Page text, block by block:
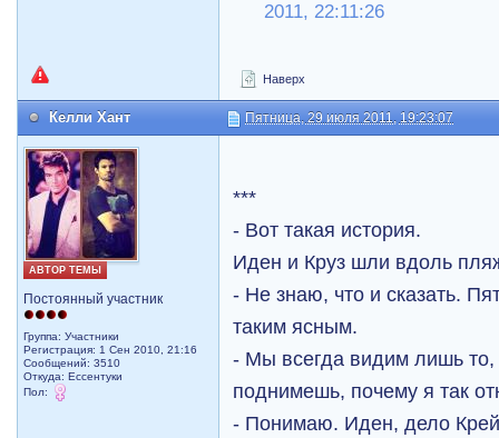
2011, 22:11:26
Наверх
Келли Хант Пятница, 29 июля 2011, 19:23:07
АВТОР ТЕМЫ
Постоянный участник
Группа: Участники
Регистрация: 1 Сен 2010, 21:16
Сообщений: 3510
Откуда: Ессентуки
Пол:
***
- Вот такая история.
Иден и Круз шли вдоль
- Не знаю, что и сказать.
таким ясным.
- Мы всегда видим лишь то,
поднимешь, почему я так
- Понимаю. Иден, дело